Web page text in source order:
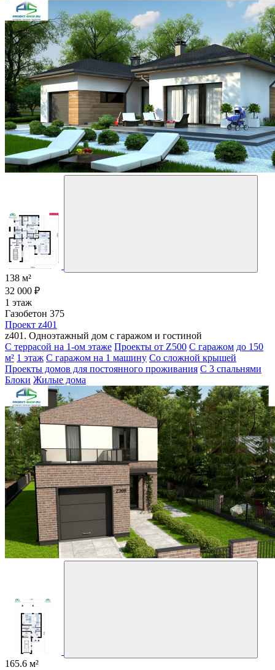
138 м²
32 000 ₽
1 этаж
Газобетон 375
Проект z401
z401. Одноэтажный дом с гаражом и гостиной
С террасой на 1-ом этаже Проекты от Z500 С гаражом до 150
м² 1 этаж С гаражом на 1 машину Со сложной крышей
Проекты домов для постоянного проживания С 3 спальнями
Блоки Жилые дома
165.6 м²